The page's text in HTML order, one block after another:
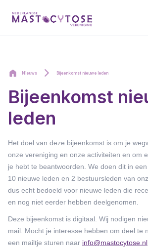
Nieuws Bijeenkomst nieuwe leden
Bijeenkomst
leden
Het doel van deze bijeenkomst is om je
onze vereniging en onze activiteiten en om
je hebt te beantwoorden. We doen dit in
10 nieuwe leden en 2 bestuursleden van
dus echt bedoeld voor nieuwe leden die
en nog niet eerder hebben deelgenomen.
Deze bijeenkomst is digitaal. Wij nodigen
mail. Mocht je interesse hebben om deel te
een mailtje sturen naar info@mastocytose.nl